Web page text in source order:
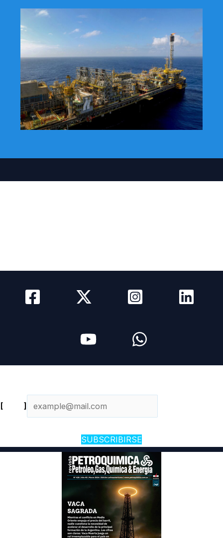
[ ]
SUBSCRIBIRSE